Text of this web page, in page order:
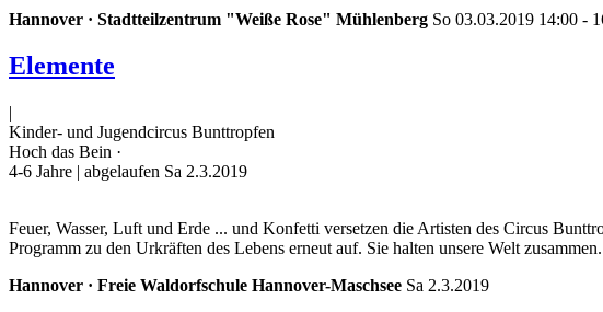
Hannover · Stadtteilzentrum "Weiße Rose" Mühlenberg So 03.03.2019 14:00 -
Elemente
|
Kinder- und Jugendcircus Bunttropfen
Hoch das Bein ·
4-6 Jahre | abgelaufen Sa 2.3.2019
Feuer, Wasser, Luft und Erde ... und Konfetti versetzen die Artisten des Circus
Programm zu den Urkräften des Lebens erneut auf. Sie halten unsere Welt
Hannover · Freie Waldorfschule Hannover-Maschsee Sa 2.3.2019